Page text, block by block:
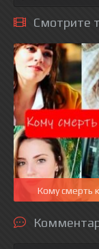
Смотрите
Кому смерть